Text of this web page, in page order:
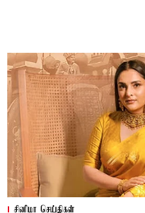
சினிமா செய்திகள்